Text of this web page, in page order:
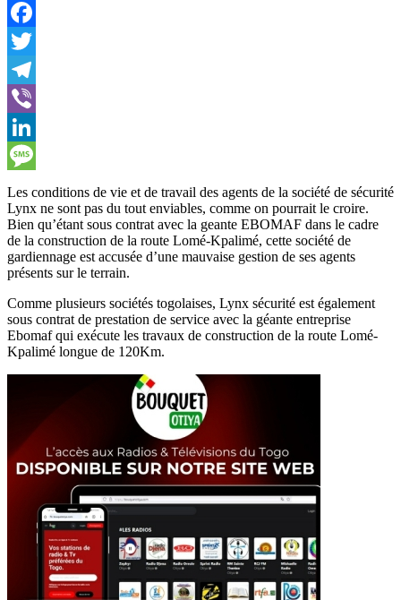
WhatsApp
Facebook
Twitter
Telegram
Viber
LinkedIn
Message
Les conditions de vie et de travail des agents de la société de sécurité
Lynx ne sont pas du tout enviables, comme on pourrait le croire.
Bien qu’étant sous contrat avec la geante EBOMAF dans le cadre
de la construction de la route Lomé-Kpalimé, cette société de
gardiennage est accusée d’une mauvaise gestion de ses agents
présents sur le terrain.
Comme plusieurs sociétés togolaises, Lynx sécurité est également
sous contrat de prestation de service avec la géante entreprise
Ebomaf qui exécute les travaux de construction de la route Lomé-
Kpalimé longue de 120Km.